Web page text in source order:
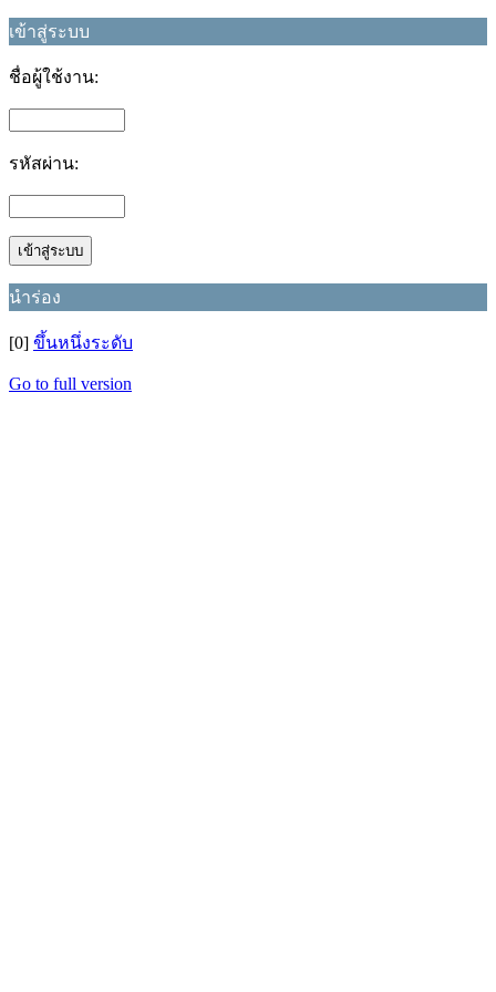
เข้าสู่ระบบ
ชื่อผู้ใช้งาน:
รหัสผ่าน:
นำร่อง
[0] ขึ้นหนึ่งระดับ
Go to full version